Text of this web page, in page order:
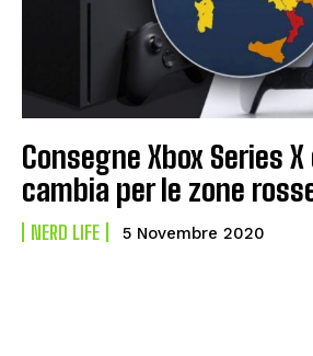
Consegne Xbox Series
cambia per le zone
NERD LIFE 5 Novembre 2020